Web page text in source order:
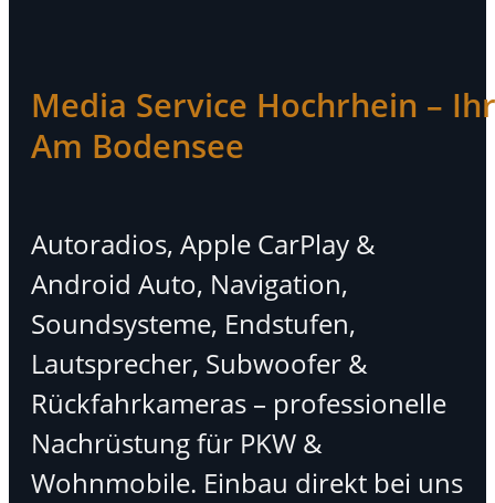
Media Service Hochrhein –
Am Bodensee
Autoradios, Apple CarPlay &
Android Auto, Navigation,
Soundsysteme, Endstufen,
Lautsprecher, Subwoofer &
Rückfahrkameras – professionelle
Nachrüstung für PKW &
Wohnmobile. Einbau direkt bei uns